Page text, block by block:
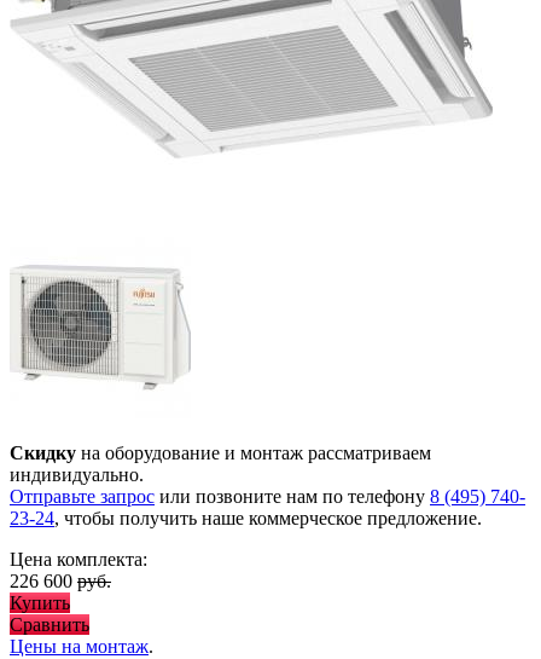
Скидку на оборудование и монтаж рассматриваем
индивидуально.
Отправьте запрос или позвоните нам по телефону 8 (495) 740-
23-24, чтобы получить наше коммерческое предложение.
Цена комплекта:
226 600 руб.
Купить
Сравнить
Цены на монтаж.